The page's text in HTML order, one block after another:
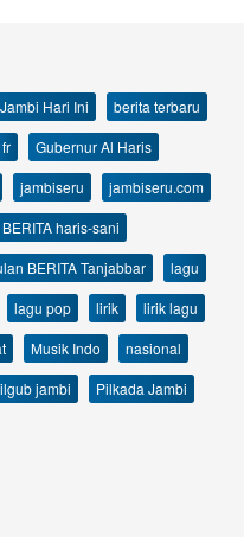
Hari Ini
berita terbaru
fr
Gubernur Al Haris
jambiseru
jambiseru.com
haris-sani
BERITA Tanjabbar
lagu
lagu pop lirik
lirik lagu
Musik Indo
nasional
jambi
Pilkada Jambi